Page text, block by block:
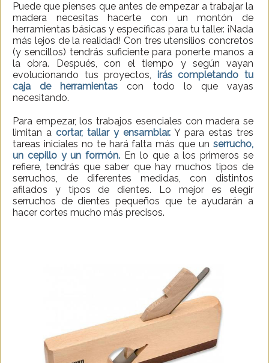
Puede que pienses que antes de empezar a trabajar la
madera necesitas hacerte con un montón de
herramientas básicas y específicas para tu taller. ¡Nada
más lejos de la realidad! Con tres utensilios concretos
(y sencillos) tendrás suficiente para ponerte manos a
la obra. Después, con el tiempo y según vayan
evolucionando tus proyectos, irás completando tu
caja de herramientas con todo lo que vayas
necesitando.
Para empezar, los trabajos esenciales con madera se
limitan a cortar, tallar y ensamblar. Y para estas tres
tareas iniciales no te hará falta más que un serrucho,
un cepillo y un formón. En lo que a los primeros se
refiere, tendrás que saber que hay muchos tipos de
serruchos, de diferentes medidas, con distintos
afilados y tipos de dientes. Lo mejor es elegir
serruchos de dientes pequeños que te ayudarán a
hacer cortes mucho más precisos.